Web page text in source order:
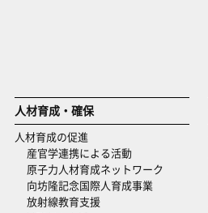
人材育成・確保
人材育成の促進
産官学連携による活動
原子力人材育成ネットワーク
向坊隆記念国際人育成事業
放射線教育支援